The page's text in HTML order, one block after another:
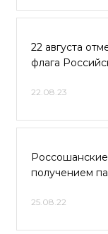
22 августа
флага
22.08.23
получением
25.08.22